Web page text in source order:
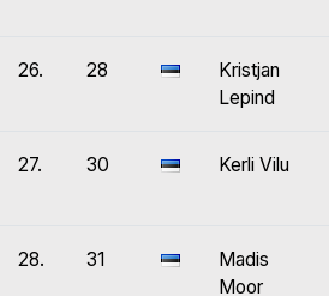
26. 28
Kristjan
Lepind
27. 30 Kerli Vilu
28. 31
Madis
Moor